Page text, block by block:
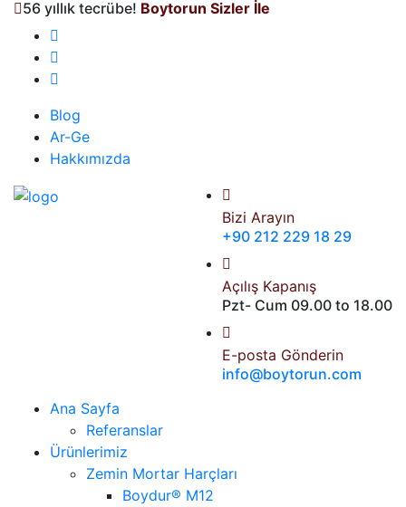
56 yıllık tecrübe! Boytorun Sizler İle
Blog
Ar-Ge
Hakkımızda
Bizi Arayın
+90 212 229 18 29
Açılış Kapanış
Pzt- Cum 09.00 to 18.00
E-posta Gönderin
info@boytorun.com
Ana Sayfa
Referanslar
Ürünlerimiz
Zemin Mortar Harçları
Boydur® M12